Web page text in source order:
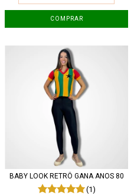
COMPRAR
BABY LOOK RETRÔ GANA ANOS 80
(1)